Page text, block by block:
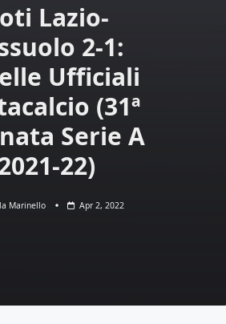
Lazio-
2-1:
Ufficiali
(31ª
Serie A
22)
Marinello Apr 2, 2022